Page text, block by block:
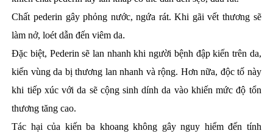
Chất pederin gây phỏng nước, ngứa rát. Khi gãi vết thương sẽ
làm nở, loét dẫn đến viêm da.
Đặc biệt, Pederin sẽ lan nhanh khi người bệnh đập kiến trên da,
kiến vùng da bị thương lan nhanh và rộng. Hơn nữa, độc tố này
khi tiếp xúc với da sẽ cộng sinh dính da vào khiến mức độ tổn
thương tăng cao.
Tác hại của kiến ba khoang không gây nguy hiểm đến tính